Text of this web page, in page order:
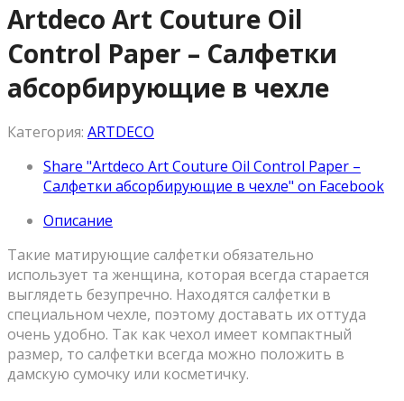
Artdeco Art Couture Oil
Control Paper – Салфетки
абсорбирующие в чехле
Категория: ARTDECO
Share "Artdeco Art Couture Oil Control Paper –
Салфетки абсорбирующие в чехле" on Facebook
Описание
Такие матирующие салфетки обязательно
использует та женщина, которая всегда старается
выглядеть безупречно. Находятся салфетки в
специальном чехле, поэтому доставать их оттуда
очень удобно. Так как чехол имеет компактный
размер, то салфетки всегда можно положить в
дамскую сумочку или косметичку.